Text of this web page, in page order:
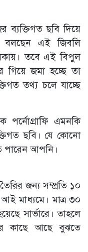
ব্যক্তিগত ছবি দিয়ে
বলছেন এই জিবলি
তবে এই বিপুল
গিয়ে জমা হচ্ছে তা
তথ্য চলে যাচ্ছে
পর্নোগ্রাফি এমনকি
ছবি। যে কোনো
পারেন আপনি।
জন্য সম্প্রতি ১০
মাধ্যমে। মাত্র ৩০
সার্ভারে। তাহলে
কাছে আছে বুঝতে